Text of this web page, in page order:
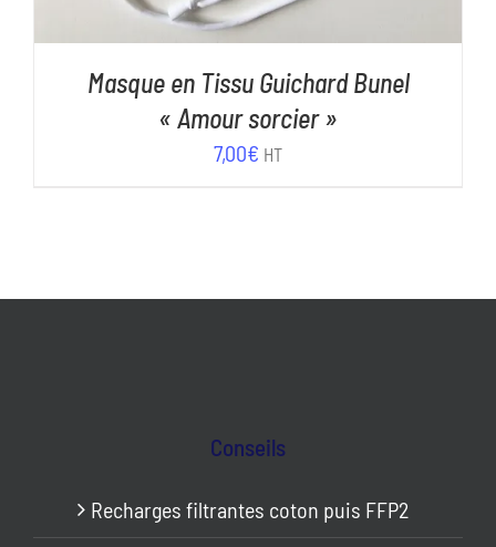
Masque en Tissu Guichard Bunel
« Amour sorcier »
7,00€ HT
Conseils
Recharges filtrantes coton puis FFP2